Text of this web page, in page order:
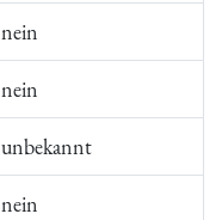
nein
nein
unbekannt
nein